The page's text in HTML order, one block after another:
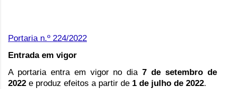
Portaria n.º 224/2022
Entrada em vigor
A portaria entra em vigor no dia7 de setembro de
2022 e produz efeitos a partir de 1 de julho de 2022.